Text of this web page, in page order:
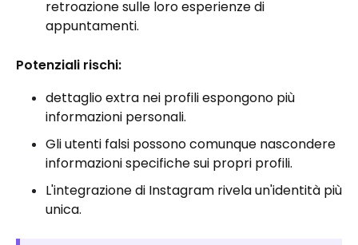
retroazione sulle loro esperienze di
appuntamenti.
Potenziali rischi:
dettaglio extra nei profili espongono più
informazioni personali.
Gli utenti falsi possono comunque nascondere
informazioni specifiche sui propri profili.
L'integrazione di Instagram rivela un'identità più
unica.